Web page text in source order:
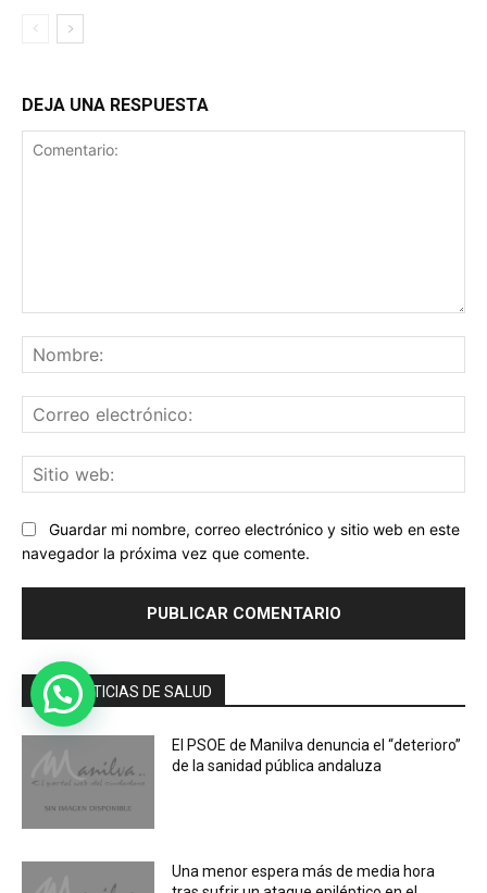
DEJA UNA RESPUESTA
Guardar mi nombre, correo electrónico y sitio web en este
navegador la próxima vez que comente.
MÁS NOTICIAS DE SALUD
El PSOE de Manilva denuncia el “deterioro”
de la sanidad pública andaluza
Una menor espera más de media hora